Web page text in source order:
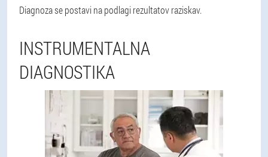
Diagnoza se postavi na podlagi rezultatov raziskav.
INSTRUMENTALNA
DIAGNOSTIKA